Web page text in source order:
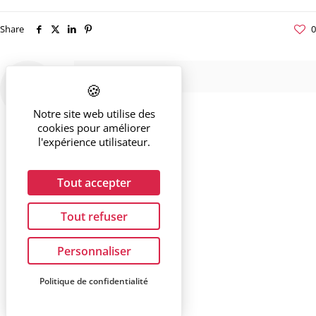
Share 0
Notre site web utilise des
cookies pour améliorer
l'expérience utilisateur.
Tout accepter
Tout refuser
Personnaliser
Politique de confidentialité